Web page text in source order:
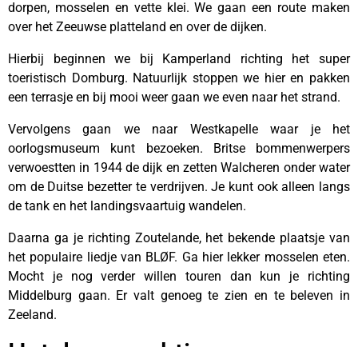
dorpen, mosselen en vette klei. We gaan een route maken
over het Zeeuwse platteland en over de dijken.
Hierbij beginnen we bij Kamperland richting het super
toeristisch Domburg. Natuurlijk stoppen we hier en pakken
een terrasje en bij mooi weer gaan we even naar het strand.
Vervolgens gaan we naar Westkapelle waar je het
oorlogsmuseum kunt bezoeken. Britse bommenwerpers
verwoestten in 1944 de dijk en zetten Walcheren onder water
om de Duitse bezetter te verdrijven. Je kunt ook alleen langs
de tank en het landingsvaartuig wandelen.
Daarna ga je richting Zoutelande, het bekende plaatsje van
het populaire liedje van BLØF. Ga hier lekker mosselen eten.
Mocht je nog verder willen touren dan kun je richting
Middelburg gaan. Er valt genoeg te zien en te beleven in
Zeeland.